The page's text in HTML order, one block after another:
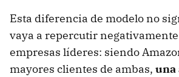
Esta diferencia de modelo no
vaya a repercutir negativamente
empresas líderes: siendo
mayores clientes de ambas, una